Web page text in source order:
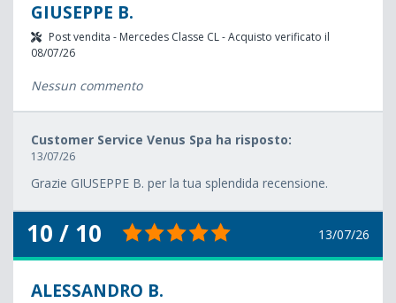
GIUSEPPE B.
Post vendita - Mercedes Classe CL - Acquisto verificato il
08/07/26
Nessun commento
Customer Service Venus Spa ha risposto:
13/07/26
Grazie GIUSEPPE B. per la tua splendida recensione.
10 / 10 13/07/26
ALESSANDRO B.